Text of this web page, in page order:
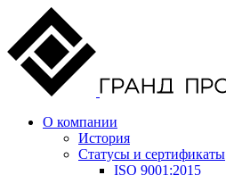
О компании
История
Статусы и сертификаты
ISO 9001:2015